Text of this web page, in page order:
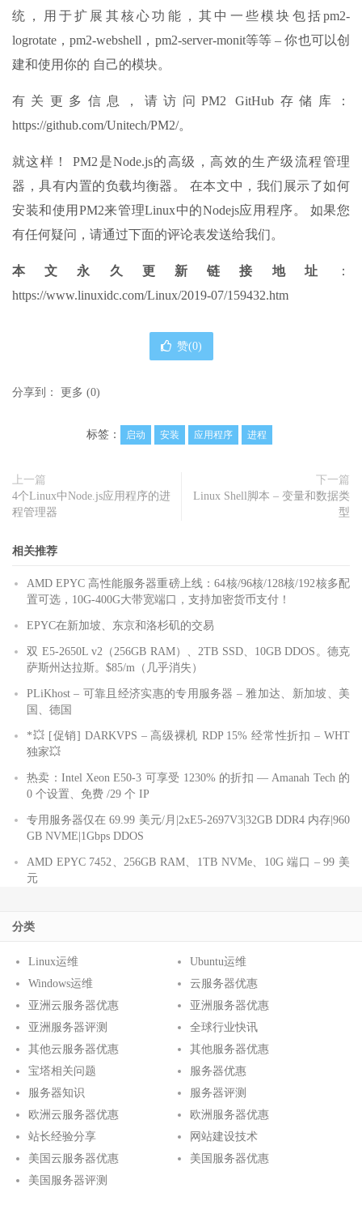
统，用于扩展其核心功能，其中一些模块包括pm2-
logrotate，pm2-webshell，pm2-server-monit等等 – 你也可以创
建和使用你的 自己的模块。
有关更多信息，请访问PM2 GitHub存储库：
https://github.com/Unitech/PM2/。
就这样！ PM2是Node.js的高级，高效的生产级流程管理
器，具有内置的负载均衡器。 在本文中，我们展示了如何
安装和使用PM2来管理Linux中的Nodejs应用程序。 如果您
有任何疑问，请通过下面的评论表发送给我们。
本文永久更新链接地址
：
https://www.linuxidc.com/Linux/2019-07/159432.htm
赞(0)
分享到： 更多 (0)
标签： 启动 安装 应用程序 进程
上一篇
4个Linux中Node.js应用程序的进
程管理器
下一篇
Linux Shell脚本 – 变量和数据类
型
相关推荐
AMD EPYC 高性能服务器重磅上线：64核/96核/128核/192核多配
置可选，10G-400G大带宽端口，支持加密货币支付！
EPYC在新加坡、东京和洛杉矶的交易
双 E5-2650L v2（256GB RAM）、2TB SSD、10GB DDOS。德克
萨斯州达拉斯。$85/m（几乎消失）
PLiKhost – 可靠且经济实惠的专用服务器 – 雅加达、新加坡、美
国、德国
*💥 [促销] DARKVPS – 高级裸机 RDP 15% 经常性折扣 – WHT
独家💥
热卖：Intel Xeon E50-3 可享受 1230% 的折扣 — Amanah Tech 的
0 个设置、免费 /29 个 IP
专用服务器仅在 69.99 美元/月|2xE5-2697V3|32GB DDR4 内存|960
GB NVME|1Gbps DDOS
AMD EPYC 7452、256GB RAM、1TB NVMe、10G 端口 – 99 美
元
分类
Linux运维
Ubuntu运维
Windows运维
云服务器优惠
亚洲云服务器优惠
亚洲服务器优惠
亚洲服务器评测
全球行业快讯
其他云服务器优惠
其他服务器优惠
宝塔相关问题
服务器优惠
服务器知识
服务器评测
欧洲云服务器优惠
欧洲服务器优惠
站长经验分享
网站建设技术
美国云服务器优惠
美国服务器优惠
美国服务器评测